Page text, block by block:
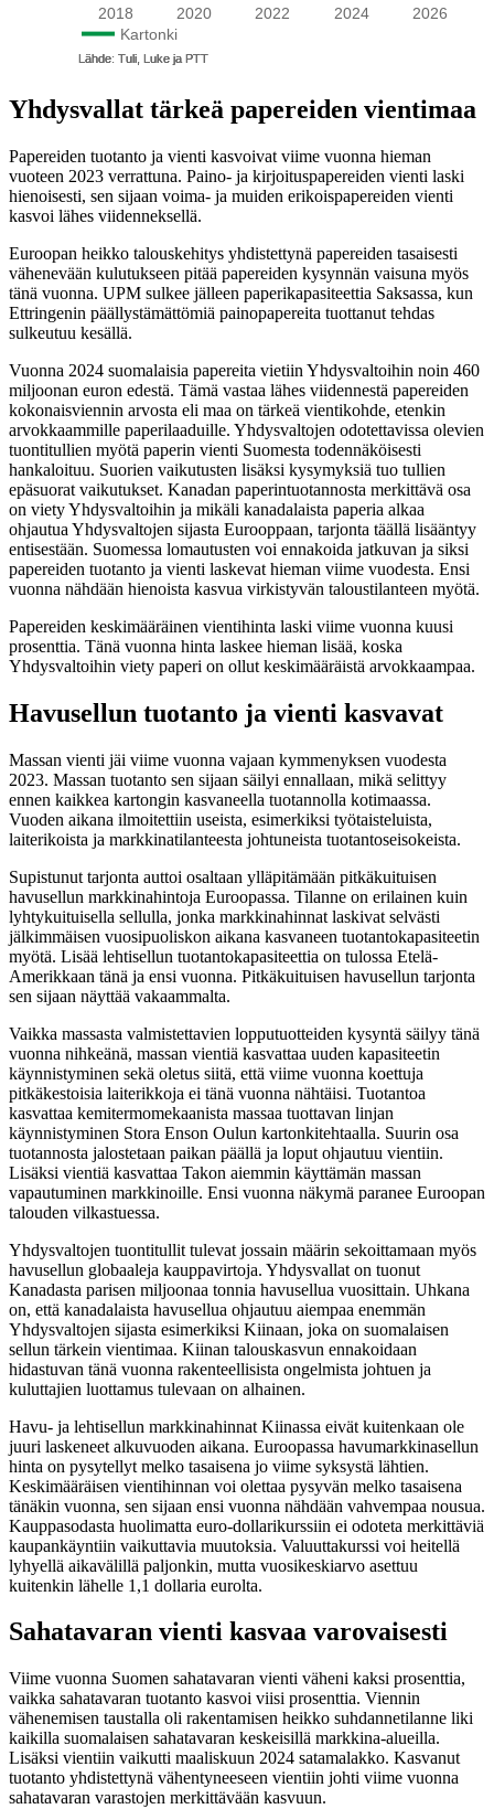
Yhdysvallat tärkeä papereiden vientimaa
Papereiden tuotanto ja vienti kasvoivat viime vuonna hieman
vuoteen 2023 verrattuna. Paino- ja kirjoituspapereiden vienti laski
hienoisesti, sen sijaan voima- ja muiden erikoispapereiden vienti
kasvoi lähes viidenneksellä.
Euroopan heikko talouskehitys yhdistettynä papereiden tasaisesti
vähenevään kulutukseen pitää papereiden kysynnän vaisuna myös
tänä vuonna. UPM sulkee jälleen paperikapasiteettia Saksassa, kun
Ettringenin päällystämättömiä painopapereita tuottanut tehdas
sulkeutuu kesällä.
Vuonna 2024 suomalaisia papereita vietiin Yhdysvaltoihin noin 460
miljoonan euron edestä. Tämä vastaa lähes viidennestä papereiden
kokonaisviennin arvosta eli maa on tärkeä vientikohde, etenkin
arvokkaammille paperilaaduille. Yhdysvaltojen odotettavissa olevien
tuontitullien myötä paperin vienti Suomesta todennäköisesti
hankaloituu. Suorien vaikutusten lisäksi kysymyksiä tuo tullien
epäsuorat vaikutukset. Kanadan paperintuotannosta merkittävä osa
on viety Yhdysvaltoihin ja mikäli kanadalaista paperia alkaa
ohjautua Yhdysvaltojen sijasta Eurooppaan, tarjonta täällä lisääntyy
entisestään. Suomessa lomautusten voi ennakoida jatkuvan ja siksi
papereiden tuotanto ja vienti laskevat hieman viime vuodesta. Ensi
vuonna nähdään hienoista kasvua virkistyvän taloustilanteen myötä.
Papereiden keskimääräinen vientihinta laski viime vuonna kuusi
prosenttia. Tänä vuonna hinta laskee hieman lisää, koska
Yhdysvaltoihin viety paperi on ollut keskimääräistä arvokkaampaa.
Havusellun tuotanto ja vienti kasvavat
Massan vienti jäi viime vuonna vajaan kymmenyksen vuodesta
2023. Massan tuotanto sen sijaan säilyi ennallaan, mikä selittyy
ennen kaikkea kartongin kasvaneella tuotannolla kotimaassa.
Vuoden aikana ilmoitettiin useista, esimerkiksi työtaisteluista,
laiterikoista ja markkinatilanteesta johtuneista tuotantoseisokeista.
Supistunut tarjonta auttoi osaltaan ylläpitämään pitkäkuituisen
havusellun markkinahintoja Euroopassa. Tilanne on erilainen kuin
lyhtykuituisella sellulla, jonka markkinahinnat laskivat selvästi
jälkimmäisen vuosipuoliskon aikana kasvaneen tuotantokapasiteetin
myötä. Lisää lehtisellun tuotantokapasiteettia on tulossa Etelä-
Amerikkaan tänä ja ensi vuonna. Pitkäkuituisen havusellun tarjonta
sen sijaan näyttää vakaammalta.
Vaikka massasta valmistettavien lopputuotteiden kysyntä säilyy tänä
vuonna nihkeänä, massan vientiä kasvattaa uuden kapasiteetin
käynnistyminen sekä oletus siitä, että viime vuonna koettuja
pitkäkestoisia laiterikkoja ei tänä vuonna nähtäisi. Tuotantoa
kasvattaa kemitermomekaanista massaa tuottavan linjan
käynnistyminen Stora Enson Oulun kartonkitehtaalla. Suurin osa
tuotannosta jalostetaan paikan päällä ja loput ohjautuu vientiin.
Lisäksi vientiä kasvattaa Takon aiemmin käyttämän massan
vapautuminen markkinoille. Ensi vuonna näkymä paranee Euroopan
talouden vilkastuessa.
Yhdysvaltojen tuontitullit tulevat jossain määrin sekoittamaan myös
havusellun globaaleja kauppavirtoja. Yhdysvallat on tuonut
Kanadasta parisen miljoonaa tonnia havusellua vuosittain. Uhkana
on, että kanadalaista havusellua ohjautuu aiempaa enemmän
Yhdysvaltojen sijasta esimerkiksi Kiinaan, joka on suomalaisen
sellun tärkein vientimaa. Kiinan talouskasvun ennakoidaan
hidastuvan tänä vuonna rakenteellisista ongelmista johtuen ja
kuluttajien luottamus tulevaan on alhainen.
Havu- ja lehtisellun markkinahinnat Kiinassa eivät kuitenkaan ole
juuri laskeneet alkuvuoden aikana. Euroopassa havumarkkinasellun
hinta on pysytellyt melko tasaisena jo viime syksystä lähtien.
Keskimääräisen vientihinnan voi olettaa pysyvän melko tasaisena
tänäkin vuonna, sen sijaan ensi vuonna nähdään vahvempaa nousua.
Kauppasodasta huolimatta euro-dollarikurssiin ei odoteta merkittäviä
kaupankäyntiin vaikuttavia muutoksia. Valuuttakurssi voi heitellä
lyhyellä aikavälillä paljonkin, mutta vuosikeskiarvo asettuu
kuitenkin lähelle 1,1 dollaria eurolta.
Sahatavaran vienti kasvaa varovaisesti
Viime vuonna Suomen sahatavaran vienti väheni kaksi prosenttia,
vaikka sahatavaran tuotanto kasvoi viisi prosenttia. Viennin
vähenemisen taustalla oli rakentamisen heikko suhdannetilanne liki
kaikilla suomalaisen sahatavaran keskeisillä markkina-alueilla.
Lisäksi vientiin vaikutti maaliskuun 2024 satamalakko. Kasvanut
tuotanto yhdistettynä vähentyneeseen vientiin johti viime vuonna
sahatavaran varastojen merkittävään kasvuun.